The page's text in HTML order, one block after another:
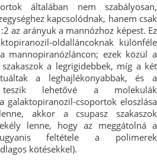
általában nem szabályosan,
kapcsolódnak, hanem csak
az arányuk a mannózhoz képest. Ez
oldalláncoknak különféle
mannopiranózláncon; ezek közül a
a legrigidebbek, míg a két
a leghajlékonyabbak, és a
teszik lehetővé a molekulák
galaktopiranozil-csoportok eloszlása
akkor a csupasz szakaszok
lenne, hogy az meggátolná a
feltétele a polimerek
kötésekkel).